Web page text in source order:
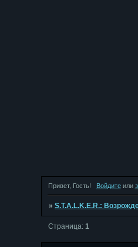
Привет, Гость! Войдитеили
»S.T.A.L.K.E.R.:
Страница:1